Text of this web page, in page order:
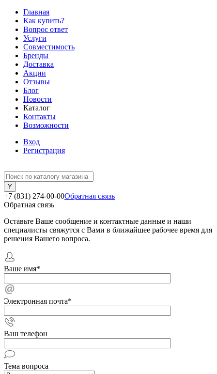
Главная
Как купить?
Вопрос ответ
Услуги
Совместимость
Бренды
Доставка
Акции
Отзывы
Блог
Новости
Каталог
Контакты
Возможности
Вход
Регистрация
+7 (831) 274-00-00Обратная связь
Обратная связь
Оставьте Ваше сообщение и контактные данные и наши
специалисты свяжутся с Вами в ближайшее рабочее время для
решения Вашего вопроса.
Ваше имя*
Электронная почта*
Ваш телефон
Тема вопроса